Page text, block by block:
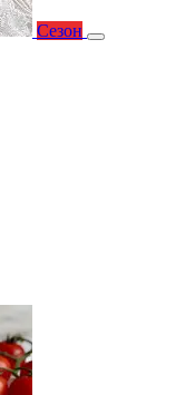
Сезон